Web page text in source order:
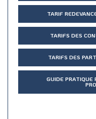
TARIF
TARIFS DES
TARIFS DES
GUIDE PRATIQUE